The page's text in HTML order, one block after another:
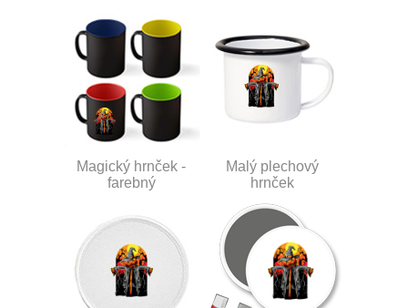
Magický hrnček -
farebný
Malý plechový
hrnček